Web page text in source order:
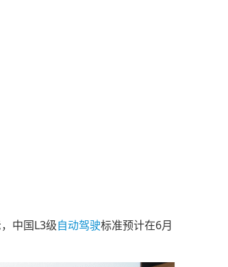
中国L3级自动驾驶标准预计在6月